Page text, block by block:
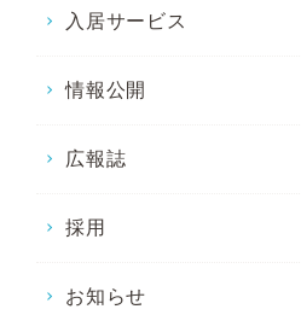
入居サービス
情報公開
広報誌
採用
お知らせ